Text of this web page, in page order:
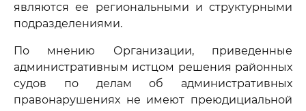
являются ее региональными и структурными
подразделениями.
По мнению Организации, приведенные
административным истцом решения районных
судов по делам об административных
правонарушениях не имеют преюдициальной